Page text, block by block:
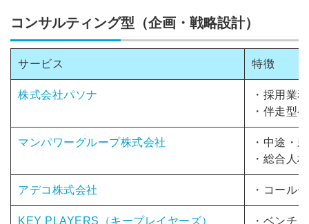
コンサルティング型（企画・戦略設計）
サービス 特徴
株式会社パソナ
・採用業
・伴走型
マンパワーグループ株式会社
・中途・
・総合人
アデコ株式会社 ・コール
KEY PLAYERS（キープレイヤーズ） ・ベンチ